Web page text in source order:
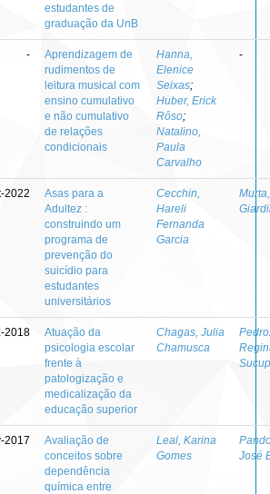
estudantes de
graduação da UnB
-
Aprendizagem de
rudimentos de
leitura musical com
ensino cumulativo
e não cumulativo
de relações
condicionais
Hanna,
Elenice
Seixas;
Huber, Erick
Rôso;
Natalino,
Paula
Carvalho
-
2022
Asas para a
Adultez :
construindo um
programa de
prevenção do
suicídio para
estudantes
universitários
Cecchin,
Hareli
Fernanda
Garcia
2018
Atuação da
psicologia escolar
frente à
patologização e
medicalização da
educação superior
Chagas, Julia
Chamusca
2017
Avaliação de
conceitos sobre
dependência
química entre
Leal, Karina
Gomes
José